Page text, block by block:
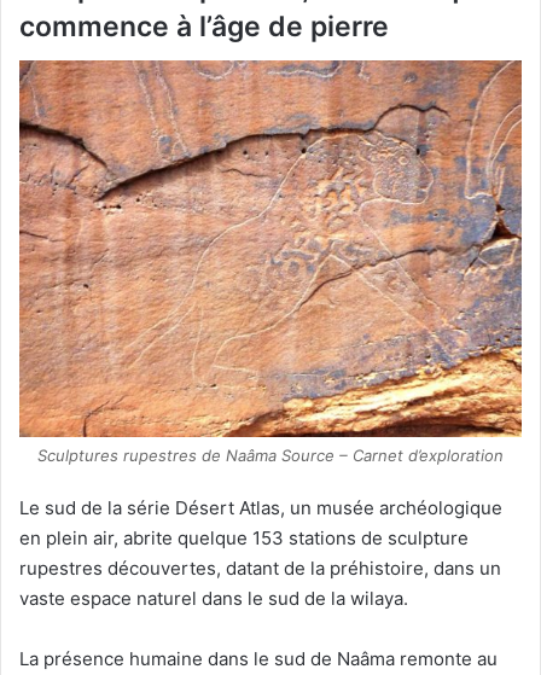
commence à l’âge de pierre
Sculptures rupestres de Naâma Source – Carnet d’exploration
Le sud de la série Désert Atlas, un musée archéologique
en plein air, abrite quelque 153 stations de sculpture
rupestres découvertes, datant de la préhistoire, dans un
vaste espace naturel dans le sud de la wilaya.
La présence humaine dans le sud de Naâma remonte au